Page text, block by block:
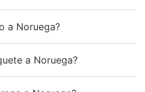
a Noruega?
a Noruega?